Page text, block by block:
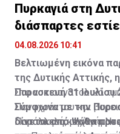
Πυρκαγιά στη
διάσπαρτες
04.08.2026 10:41
Βελτιωμένη εικόνα
της Δυτικής Αττικής,
Παρασκευή 31
Σύμφωνα με την
δίνεται από Ψάθα
Στο νοτιοανατολικό
Παναχράντου και
Παρασκευή και Άγιο
Παράλληλα,